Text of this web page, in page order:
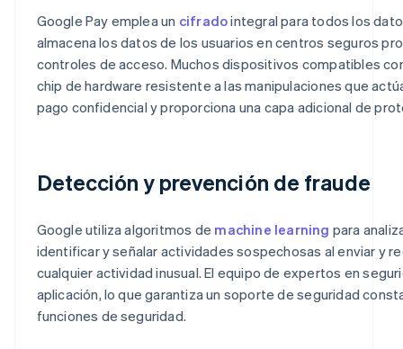
Google Pay emplea un cifradointegral para todos los
almacena los datos de los usuarios en centros seguros
controles de acceso. Muchos dispositivos compatibles
chip de hardware resistente a las manipulaciones que
pago confidencial y proporciona una capa adicional de
Detección y prevención de fraude
Google utiliza algoritmos de machine learning para
identificar y señalar actividades sospechosas al enviar y
cualquier actividad inusual. El equipo de expertos en
aplicación, lo que garantiza un soporte de seguridad
funciones de seguridad.